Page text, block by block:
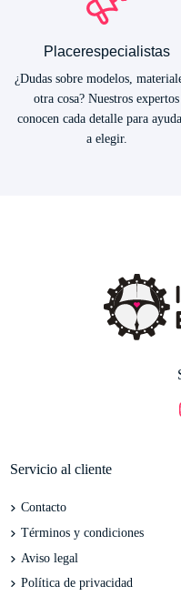
Placerespecialistas
¿Dudas sobre modelos,
otra cosa? Nuestros expertos
conocen cada detalle para
a elegir.
Servicio al cliente
Contacto
Términos y condiciones
Aviso legal
Política de privacidad